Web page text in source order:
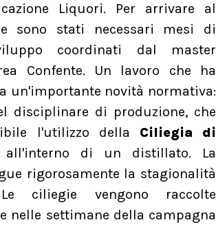
Liquori. Per arrivare al
sono stati necessari mesi di
coordinati dal master
Confente. Un lavoro che ha
un'importante novità normativa:
disciplinare di produzione, che
l'utilizzo della Ciliegia di
all'interno di un distillato. La
rigorosamente la stagionalità
ciliegie vengono raccolte
nelle settimane della campagna